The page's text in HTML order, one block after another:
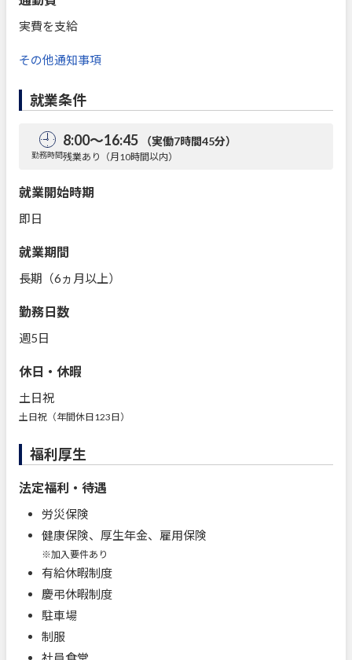
実費を支給
その他通知事項
就業条件
勤務時間
8:00～16:45 （実働7時間45分）
残業あり（月10時間以内）
就業開始時期
即日
就業期間
長期（6ヵ月以上）
勤務日数
週5日
休日・休暇
土日祝
土日祝（年間休日123日）
福利厚生
法定福利・待遇
労災保険
健康保険、厚生年金、雇用保険
※加入要件あり
有給休暇制度
慶弔休暇制度
駐車場
制服